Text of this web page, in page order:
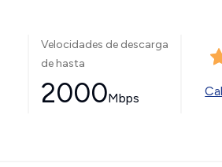
Velocidades de descarga
de hasta
2000Mbps